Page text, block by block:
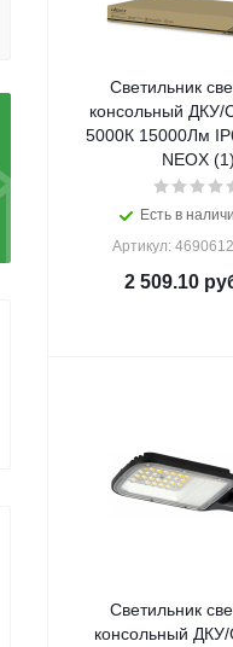
Светильник
консольный ДКУ/
5000К 15000Лм
NEOX (1)
Есть в
Артикул:
2 509.10
Светильник
консольный